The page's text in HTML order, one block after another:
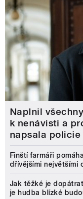
Naplnil
k nenávisti a
napsala policie
Finští farmáři
dřívějšími největšími
Jak těžké je
je hudba blízké